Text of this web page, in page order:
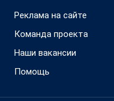
Реклама на сайте
Команда проекта
Наши вакансии
Помощь